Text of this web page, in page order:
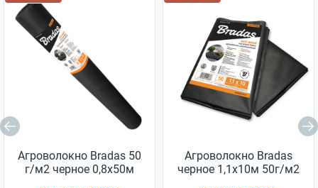
Агроволокно Bradas 50
г/м2 черное 0,8х50м
Агроволокно Bradas
черное 1,1х10м 50г/м2